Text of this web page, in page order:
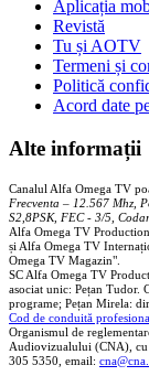
Aplicația
Revistă
Tu și AOTV
Termeni și
Politică
Acord date
Alte informații
Canalul Alfa Omega TV
Frecventa – 12.567 Mhz,
S2,8PSK, FEC - 3/5,
Alfa Omega TV
și Alfa Omega TV
Omega TV Magazin".
SC Alfa Omega TV
asociat unic: Pețan Tudor.
programe; Pețan Mirela:
Cod de conduită
Organismul de
Audiovizualului (CNA), cu
305 5350, email: